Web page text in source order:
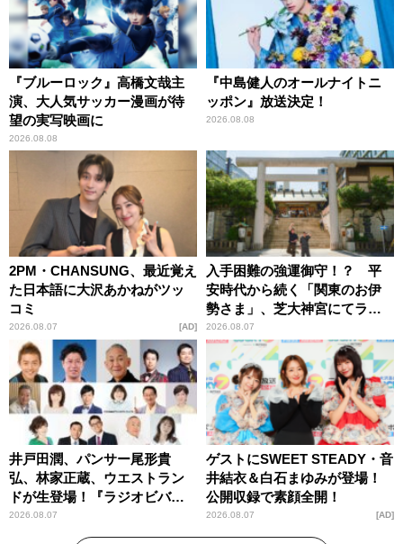
『ブルーロック』高橋文哉主
演、大人気サッカー漫画が待
望の実写映画に
2026.08.08
『中島健人のオールナイトニ
ッポン』放送決定！
2026.08.08
2PM・CHANSUNG、最近覚え
た日本語に大沢あかねがツッ
コミ
2026.08.07 AD
入手困難の強運御守！？ 平
安時代から続く「関東のお伊
勢さま」、芝大神宮にてラン
パンプスが合格祈願！
2026.08.07
井戸田潤、パンサー尾形貴
弘、林家正蔵、ウエストラン
ドが生登場！『ラジオビバリ
ー昼ズ』
2026.08.07
ゲストにSWEET STEADY・音
井結衣＆白石まゆみが登場！
公開収録で素顔全開！
2026.08.07 AD